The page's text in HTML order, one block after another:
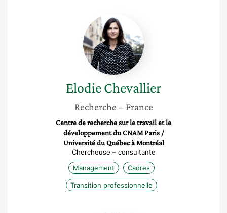
Elodie
Chevallier
ElodieChevallier
Recherche – France
Centre de recherche sur le travail et le
développement du CNAM Paris /
Université du Québec à Montréal
Chercheuse – consultante
Management
Cadres
Transition professionnelle